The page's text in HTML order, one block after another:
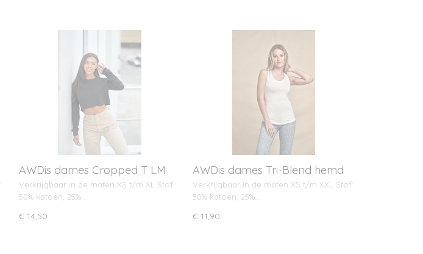
AWDis dames Cropped T LM
Verkrijgbaar in de maten XS t/m XL Stof:
50% katoen, 25%…
€ 14,50
AWDis dames Tri-Blend hemd
Verkrijgbaar in de maten XS t/m XXL Stof:
50% katoen, 25%…
€ 11,90